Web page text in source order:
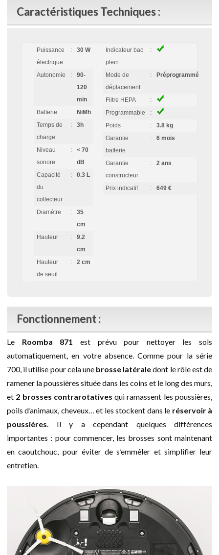
Caractéristiques Techniques :
Puissance
électrique
: 30 W
Autonomie :
90-
120
min
Batterie
:
NiMh
Temps de
charge
: 3h
Niveau
sonore
:
< 70
dB
Capacité
du
collecteur
: 0.3 L
Diamètre :
35
cm
Hauteur
:
9.2
cm
Hauteur
de seuil
: 2 cm
Indicateur bac
plein
:
Mode de
déplacement
: Préprogrammé
Filtre HEPA
:
Programmable
:
Poids
:
3.8 kg
Garantie
batterie
: 6 mois
Garantie
constructeur
: 2 ans
Prix indicatif : 649 €
Fonctionnement :
Le Roomba 871 est prévu pour nettoyer les sols
automatiquement, en votre absence. Comme pour la série
700, il utilise pour cela une brosse latéraledont le rôle est de
ramener la poussières située dans les coins et le long des murs,
et 2 brosses contrarotatives qui ramassent les poussières,
poils d’animaux, cheveux… et les stockent dans le réservoir à
poussières. Il y a cependant quelques différences
importantes : pour commencer, les brosses sont maintenant
en caoutchouc, pour éviter de s’emmêler et simplifier leur
entretien.